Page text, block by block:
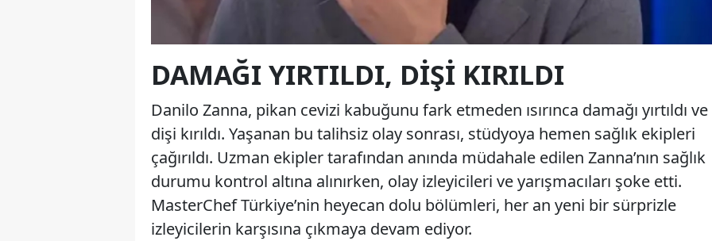
DAMAĞI YIRTILDI, DIŞI KIRILDI
Danilo Zanna, pikan cevizi kabuğunu fark etmeden ısırınca damağı yırtıldı ve
dişi kırıldı. Yaşanan bu talihsiz olay sonrası, stüdyoya hemen sağlık ekipleri
çağırıldı. Uzman ekipler tarafından anında müdahale edilen Zanna’nın sağlık
durumu kontrol altına alınırken, olay izleyicileri ve yarışmacıları şoke etti.
MasterChef Türkiye’nin heyecan dolu bölümleri, her an yeni bir sürprizle
izleyicilerin karşısına çıkmaya devam ediyor.